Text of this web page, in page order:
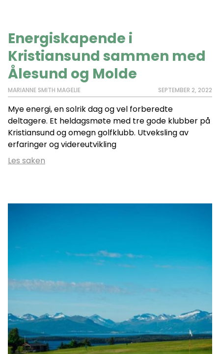
Energiskapende i
Kristiansund sammen med
Ålesund og Molde
MARIANNE SMITH MAGELIE SEPTEMBER 2, 2022
Mye energi, en solrik dag og vel forberedte
deltagere. Et heldagsmøte med tre gode klubber på
Kristiansund og omegn golfklubb. Utveksling av
erfaringer og videreutvikling
Les saken